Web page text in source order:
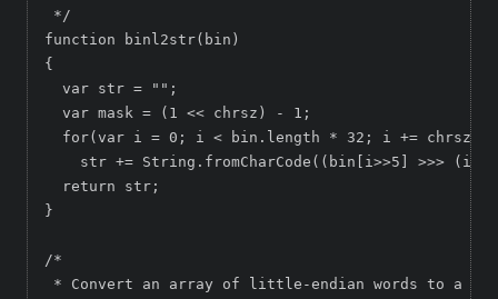
*/
function binl2str(bin)
{
var str = "";
var mask = (1 << chrsz) - 1;
for(var i = 0; i < bin.length * 32; i += chrsz)
str += String.fromCharCode((bin[i>>5] >>> (i %
return str;
}
/*
* Convert an array of little-endian words to a